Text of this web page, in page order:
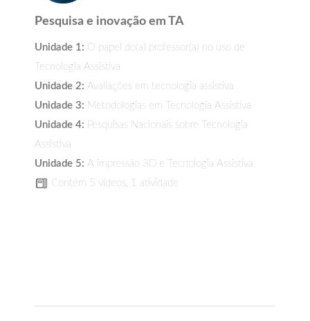
Pesquisa e inovação em TA
Unidade 1: O papel do(a) professor(a) no uso de
Tecnologia Assistiva
Unidade 2: Avaliações em tecnologia assistiva
Unidade 3: Metodologias em Tecnologia Assistiva
Unidade 4: Pesquisas Nacionais sobre Tecnologia
Assistiva
Unidade 5: A impressão 3D e Tecnologia Assistiva
Contém 5 vídeos, 1 atividade